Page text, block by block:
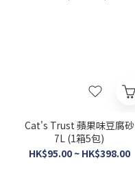
Cat's Trust 蘋果味豆腐砂
7L (1箱5包)
HK$95.00 ~ HK$398.00